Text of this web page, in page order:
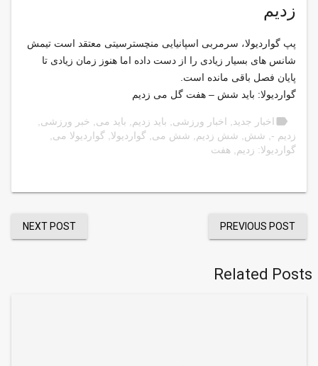
زدیم
پپ گواردیولا، سرمربی اسپانیایی منچسترسیتی معتقد است تیمش
شانس های بسیار زیادی را از دست داده اما هنوز زمان زیادی تا
پایان فصل باقی مانده است.
گواردیولا: باید شش – هفت گل می زدیم
label اخبار جدید اخبار ورزشی باید زدیم باید می خبر ورزشی
زدیم -
شش شش زدیم شش می گواردیولا گواردیولا می
گواردیولا: زدیم
هفت
PREVIOUS POST
NEXT POST
Related Posts